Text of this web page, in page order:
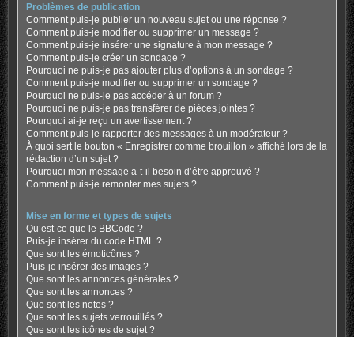
Problèmes de publication
Comment puis-je publier un nouveau sujet ou une réponse ?
Comment puis-je modifier ou supprimer un message ?
Comment puis-je insérer une signature à mon message ?
Comment puis-je créer un sondage ?
Pourquoi ne puis-je pas ajouter plus d’options à un sondage ?
Comment puis-je modifier ou supprimer un sondage ?
Pourquoi ne puis-je pas accéder à un forum ?
Pourquoi ne puis-je pas transférer de pièces jointes ?
Pourquoi ai-je reçu un avertissement ?
Comment puis-je rapporter des messages à un modérateur ?
À quoi sert le bouton « Enregistrer comme brouillon » affiché lors de la
rédaction d’un sujet ?
Pourquoi mon message a-t-il besoin d’être approuvé ?
Comment puis-je remonter mes sujets ?
Mise en forme et types de sujets
Qu’est-ce que le BBCode ?
Puis-je insérer du code HTML ?
Que sont les émoticônes ?
Puis-je insérer des images ?
Que sont les annonces générales ?
Que sont les annonces ?
Que sont les notes ?
Que sont les sujets verrouillés ?
Que sont les icônes de sujet ?